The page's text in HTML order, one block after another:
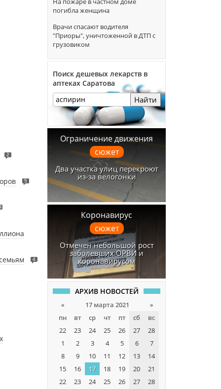
2
5
4
погибла женщина
Врачи спасают водителя
"Приоры", уничтоженной в ДТП с
грузовиком
Поиск дешевых лекарств в
аптеках Саратова
Найти
Ограничение движения
сюжет
Два участка улиц перекроют
из-за велогонки
Коронавирус
сюжет
Отмечен небольшой рост
заболевших ОРВИ и
коронавирусом
АРХИВ НОВОСТЕЙ
« 17 марта 2021
»
пн
вт ср чт пт сб
вс
22
23 24 25 26 27
28
1
2 3 4 5 6
7
8
9 10 11 12 13
14
15
16 17 18 19 20
21
22
23 24 25 26 27
28